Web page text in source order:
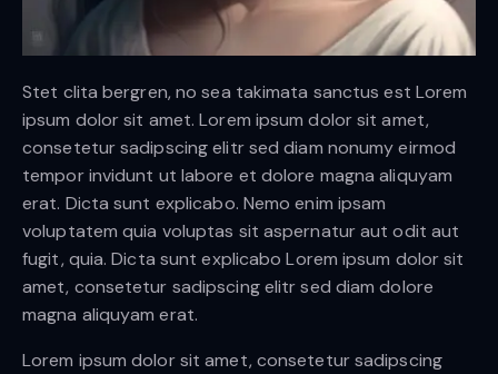
Stet clita bergren, no sea takimata sanctus est Lorem
ipsum dolor sit amet. Lorem ipsum dolor sit amet,
consetetur sadipscing elitr sed diam nonumy eirmod
tempor invidunt ut labore et dolore magna aliquyam
erat. Dicta sunt explicabo. Nemo enim ipsam
voluptatem quia voluptas sit aspernatur aut odit aut
fugit, quia. Dicta sunt explicabo Lorem ipsum dolor sit
amet, consetetur sadipscing elitr sed diam dolore
magna aliquyam erat.
Lorem ipsum dolor sit amet, consetetur sadipscing